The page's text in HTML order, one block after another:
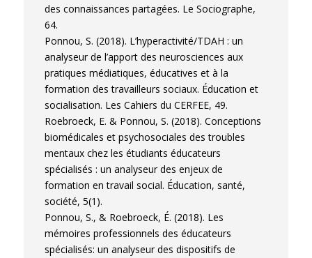
des connaissances partagées. Le Sociographe,
64.
Ponnou, S. (2018). L’hyperactivité/TDAH : un
analyseur de l’apport des neurosciences aux
pratiques médiatiques, éducatives et à la
formation des travailleurs sociaux. Éducation et
socialisation. Les Cahiers du CERFEE, 49.
Roebroeck, E. & Ponnou, S. (2018). Conceptions
biomédicales et psychosociales des troubles
mentaux chez les étudiants éducateurs
spécialisés : un analyseur des enjeux de
formation en travail social. Éducation, santé,
société, 5(1).
Ponnou, S., & Roebroeck, É. (2018). Les
mémoires professionnels des éducateurs
spécialisés: un analyseur des dispositifs de